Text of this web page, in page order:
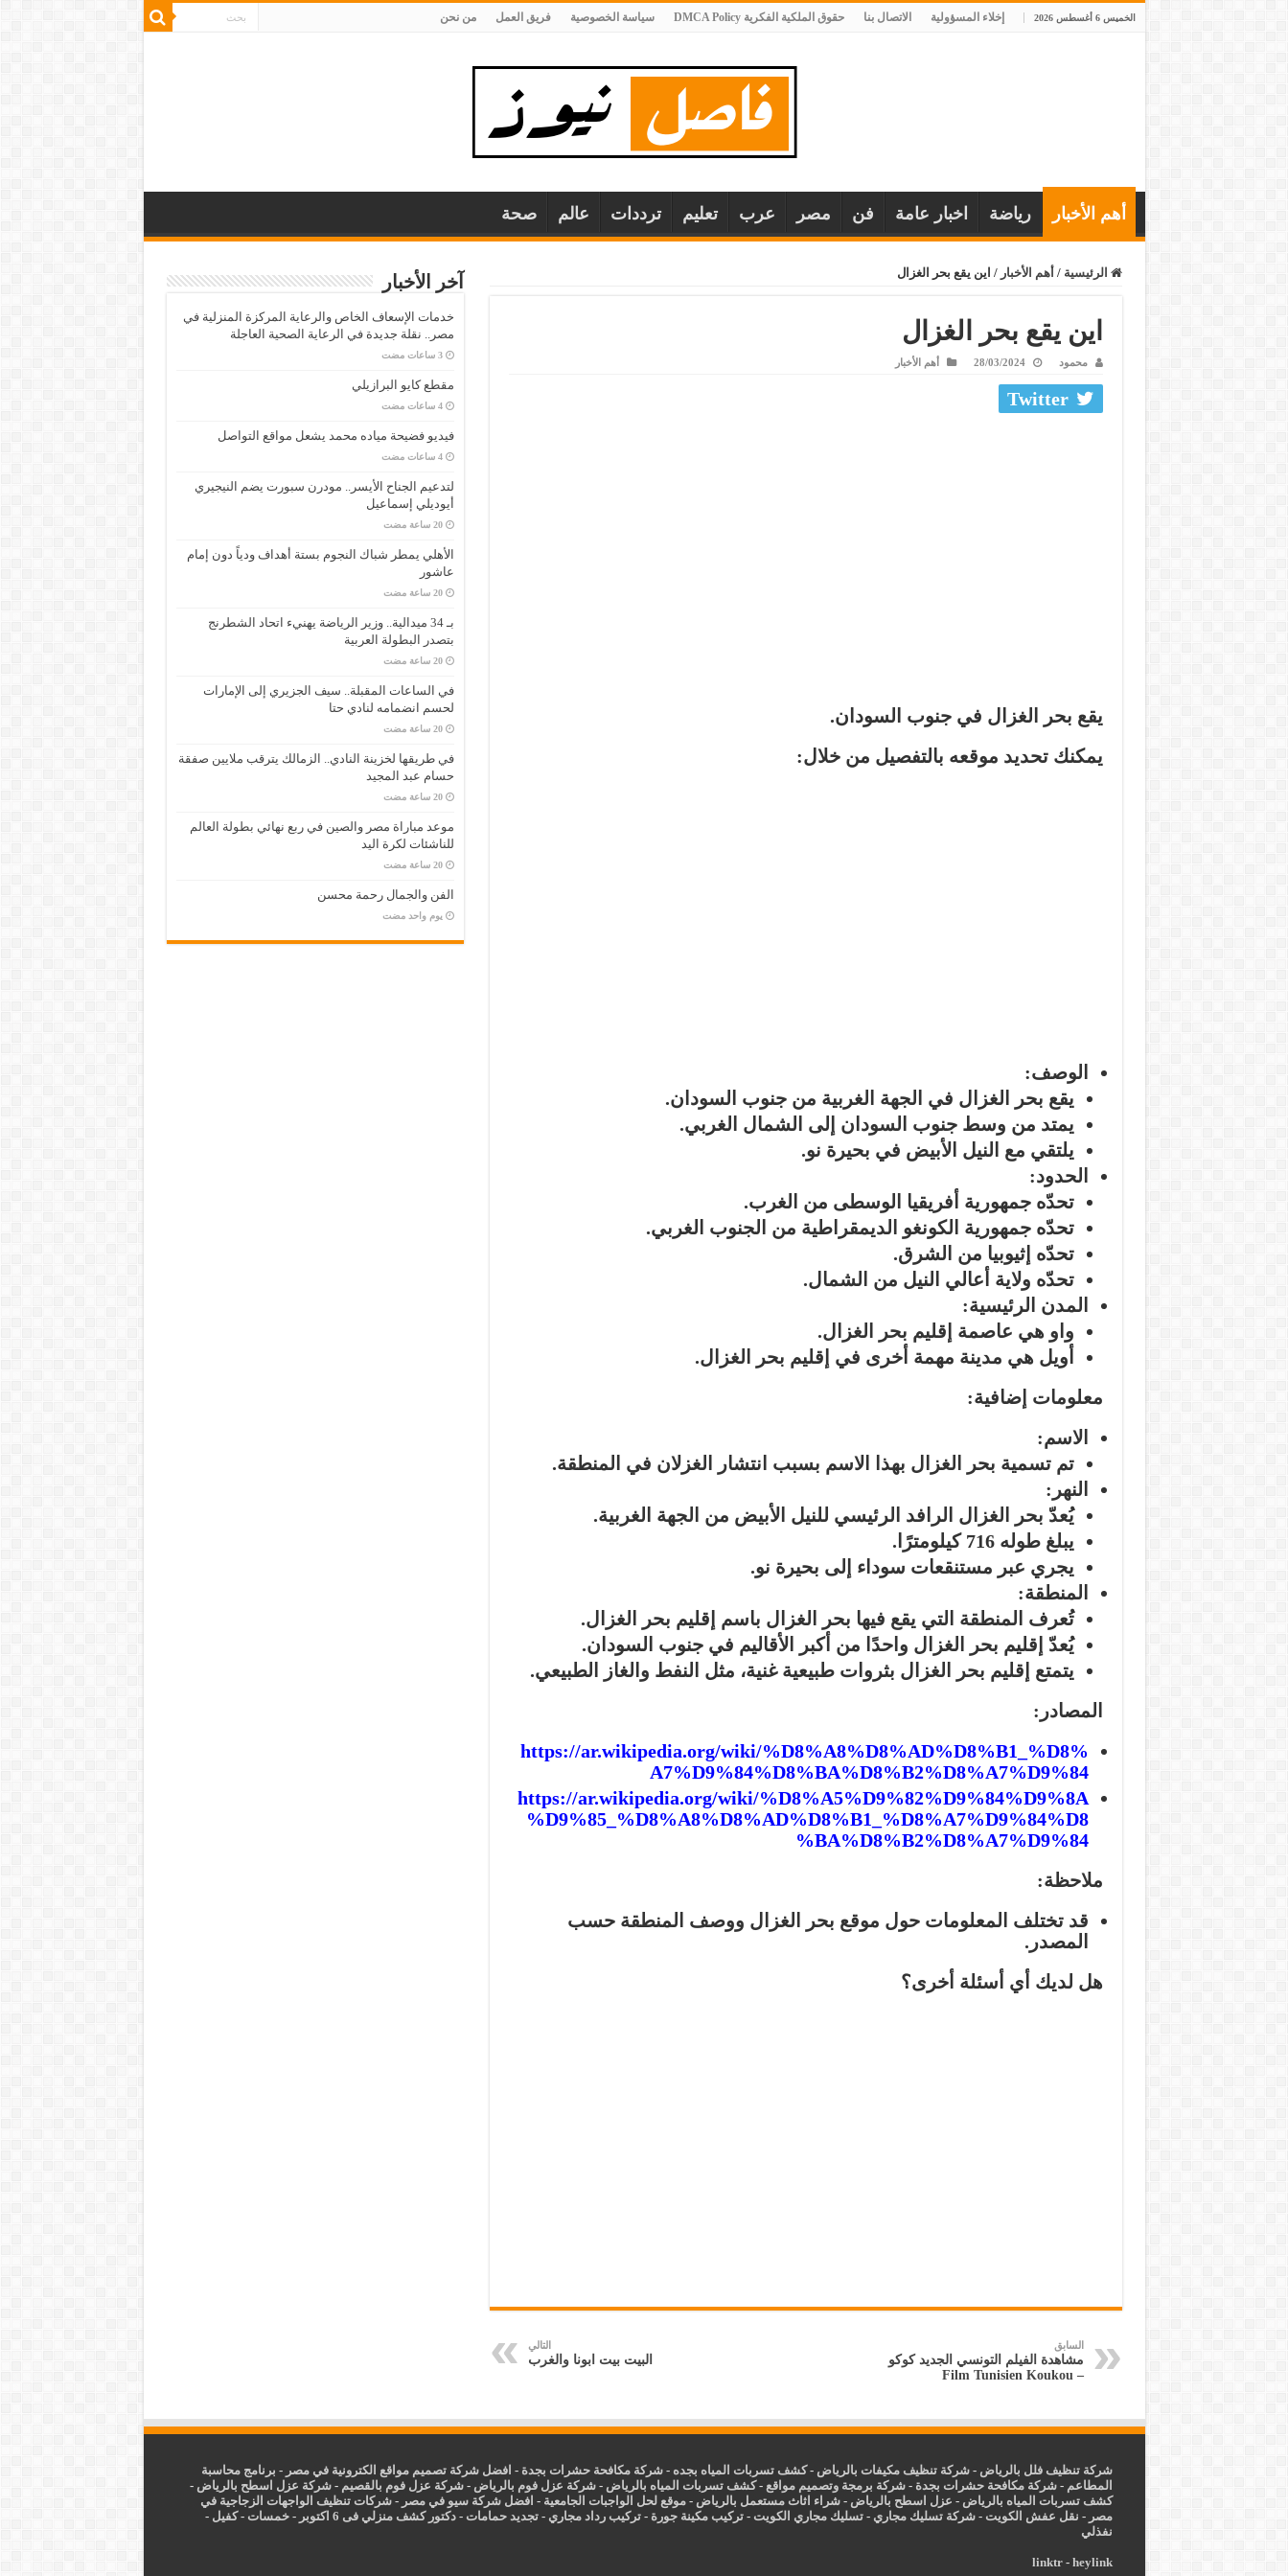
الخميس 6 أغسطس 2026 إخلاء المسؤولية الاتصال بنا حقوق الملكية الفكرية DMCA Policy سياسة الخصوصية فريق العمل من نحن
أهم الأخبار رياضة اخبار عامة فن مصر عرب تعليم ترددات عالم صحة
الرئيسية / أهم الأخبار / اين يقع بحر الغزال
اين يقع بحر الغزال
محمود 28/03/2024 أهم الأخبار
Twitter
يقع بحر الغزال فيجنوب السودان.
يمكنك تحديد موقعه بالتفصيل من خلال:
الوصف:
يقع بحر الغزال في الجهة الغربية من جنوب السودان.
يمتد من وسط جنوب السودان إلى الشمال الغربي.
يلتقي مع النيل الأبيض في بحيرة نو.
الحدود:
تحدّهجمهورية أفريقيا الوسطى من الغرب.
تحدّهجمهورية الكونغو الديمقراطية من الجنوب الغربي.
تحدّه إثيوبيا من الشرق.
تحدّه ولاية أعالي النيل من الشمال.
المدن الرئيسية:
واو هي عاصمة إقليم بحر الغزال.
أويل هي مدينة مهمة أخرى في إقليم بحر الغزال.
معلومات إضافية:
الاسم:
تم تسمية بحر الغزال بهذا الاسم بسبب انتشار الغزلان في المنطقة.
النهر:
يُعدّ بحر الغزال الرافد الرئيسي للنيل الأبيض من الجهة الغربية.
يبلغ طوله716 كيلومترًا
.
يجري عبر مستنقعات سوداء إلى بحيرة نو.
المنطقة:
تُعرف المنطقة التي يقع فيها بحر الغزال باسم
إقليم بحر الغزال.
يُعدّ إقليم بحر الغزال واحدًا من أكبر الأقاليم في جنوب السودان.
يتمتع إقليم بحر الغزال بثروات طبيعية غنية، مثل النفط والغاز الطبيعي.
المصادر:
https://ar.wikipedia.org/wiki/%D8%A8%D8%AD%D8%B1_%D8%
A7%D9%84%D8%BA%D8%B2%D8%A7%D9%84
https://ar.wikipedia.org/wiki/%D8%A5%D9%82%D9%84%D9%8A
%D9%85_%D8%A8%D8%AD%D8%B1_%D8%A7%D9%84%D8
%BA%D8%B2%D8%A7%D9%84
ملاحظة:
قد تختلف المعلومات حول موقع بحر الغزال ووصف المنطقة حسب
المصدر.
هل لديك أي أسئلة أخرى؟
السابق
مشاهدة الفيلم التونسي الجديد كوكو
– Film Tunisien Koukou
التالي
البيت بيت ابونا والغرب
آخر الأخبار
خدمات الإسعاف الخاص والرعاية المركزة المنزلية في
مصر.. نقلة جديدة في الرعاية الصحية العاجلة
‏3 ساعات مضت
مقطع كايو البرازيلي
‏4 ساعات مضت
فيديو فضيحة مياده محمد يشعل مواقع التواصل
‏4 ساعات مضت
لتدعيم الجناح الأيسر.. مودرن سبورت يضم النيجيري
أيوديلي إسماعيل
‏20 ساعة مضت
الأهلي يمطر شباك النجوم بستة أهداف ودياً دون إمام
عاشور
‏20 ساعة مضت
بـ 34 ميدالية.. وزير الرياضة يهنيء اتحاد الشطرنج
بتصدر البطولة العربية
‏20 ساعة مضت
في الساعات المقبلة.. سيف الجزيري إلى الإمارات
لحسم انضمامه لنادي حتا
‏20 ساعة مضت
في طريقها لخزينة النادي.. الزمالك يترقب ملايين صفقة
حسام عبد المجيد
‏20 ساعة مضت
موعد مباراة مصر والصين في ربع نهائي بطولة العالم
للناشئات لكرة اليد
‏20 ساعة مضت
الفن والجمال رحمة محسن
‏يوم واحد مضت
شركة تنظيف فلل بالرياض -شركة تنظيف مكيفات بالرياض -كشف تسربات المياه بجده -شركة مكافحة حشرات بجدة - افضل شركة تصميم مواقع الكترونية في مصر - برنامج محاسبة
المطاعم -شركة مكافحة حشرات بجدة -شركة برمجة وتصميم مواقع -كشف تسربات المياه بالرياض -شركة عزل فوم بالرياض -شركة عزل فوم بالقصيم -شركة عزل اسطح بالرياض -
كشف تسربات المياه بالرياض - عزل اسطح بالرياض -شراء اثاث مستعمل بالرياض - موقع لحل الواجبات الجامعية - افضل شركة سيو في مصر -شركات تنظيف الواجهات الزجاجية في
مصر - نقل عفش الكويت -شركة تسليك مجاري -تسليك مجاري الكويت -تركيب مكينة جورة -تركيب رداد مجاري -تجديد حمامات -دكتور كشف منزلي فى 6 اكتوبر -خمسات -كفيل -
نفذلي
linktr- heylink